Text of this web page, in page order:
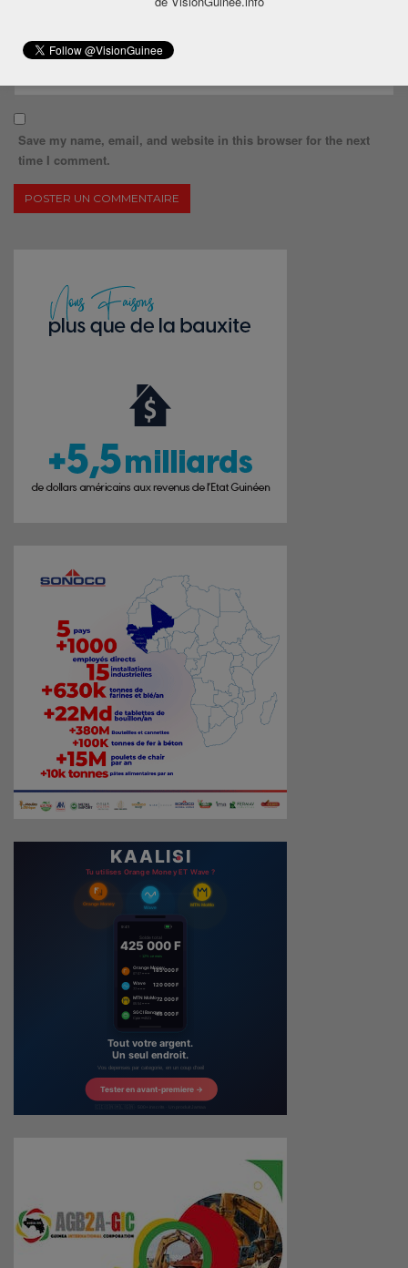
Save my name, email, and website in this browser for the next
time I comment.